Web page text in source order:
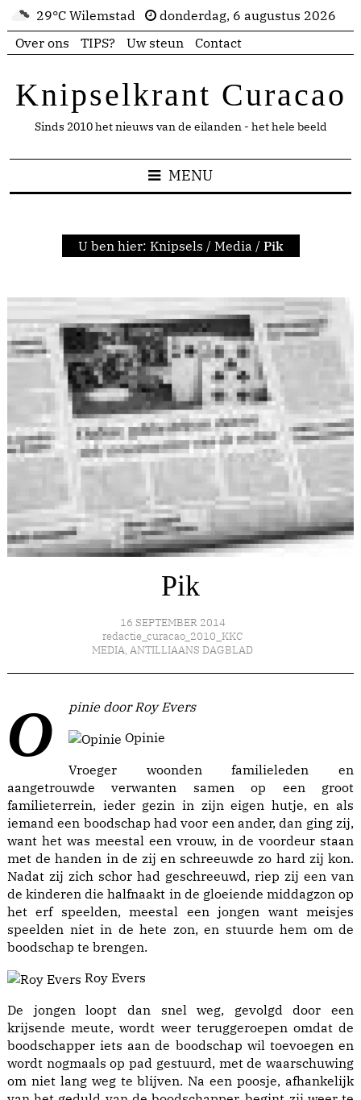
29°C Wilemstad
donderdag, 6 augustus 2026
Over ons
TIPS? Uw steun Contact
Knipselkrant Curacao
Sinds 2010 het nieuws van de eilanden - het hele beeld
MENU
U ben hier: Knipsels / Media / Pik
Pik
16 SEPTEMBER 2014
redactie_curacao_2010_KKC
MEDIA, ANTILLIAANS DAGBLAD
Opinie door Roy Evers
Opinie
Vroeger woonden familieleden en
aangetrouwde verwanten samen op een groot
familieterrein, ieder gezin in zijn eigen hutje, en als
iemand een boodschap had voor een ander, dan ging zij,
want het was meestal een vrouw, in de voordeur staan
met de handen in de zij en schreeuwde zo hard zij kon.
Nadat zij zich schor had geschreeuwd, riep zij een van
de kinderen die halfnaakt in de gloeiende middagzon op
het erf speelden, meestal een jongen want meisjes
speelden niet in de hete zon, en stuurde hem om de
boodschap te brengen.
Roy Evers
De jongen loopt dan snel weg, gevolgd door een
krijsende meute, wordt weer teruggeroepen omdat de
boodschapper iets aan de boodschap wil toevoegen en
wordt nogmaals op pad gestuurd, met de waarschuwing
om niet lang weg te blijven. Na een poosje, afhankelijk